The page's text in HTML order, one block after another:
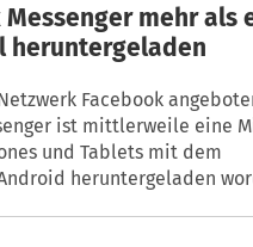
Messenger mehr als
heruntergeladen
Facebook
ist mittlerweile eine
und Tablets mit dem
heruntergeladen